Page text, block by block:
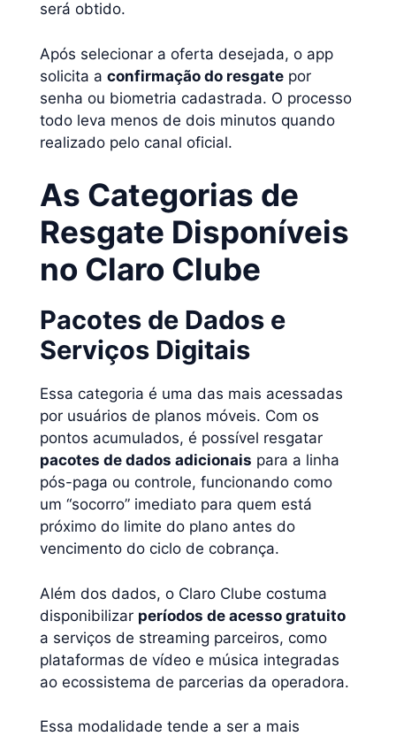
será obtido.
Após selecionar a oferta desejada, o app
solicita a confirmação do resgate por
senha ou biometria cadastrada. O processo
todo leva menos de dois minutos quando
realizado pelo canal oficial.
As Categorias de
Resgate Disponíveis
no Claro Clube
Pacotes de Dados e
Serviços Digitais
Essa categoria é uma das mais acessadas
por usuários de planos móveis. Com os
pontos acumulados, é possível resgatar
pacotes de dados adicionais para a linha
pós-paga ou controle, funcionando como
um “socorro” imediato para quem está
próximo do limite do plano antes do
vencimento do ciclo de cobrança.
Além dos dados, o Claro Clube costuma
disponibilizar períodos de acesso gratuito
a serviços de streaming parceiros, como
plataformas de vídeo e música integradas
ao ecossistema de parcerias da operadora.
Essa modalidade tende a ser a mais